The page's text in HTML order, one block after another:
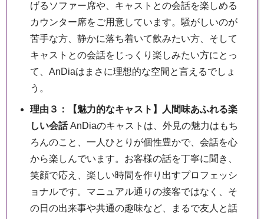
げるソファー席や、キャストとの会話を楽しめる
カウンター席をご用意しています。騒がしいのが
苦手な方、静かに落ち着いて飲みたい方、そして
キャストとの会話をじっくり楽しみたい方にとっ
て、AnDiaはまさに理想的な空間と言えるでしょ
う。
理由３：【魅力的なキャスト】人間味あふれる楽
しい会話AnDiaのキャストは、外見の魅力はもち
ろんのこと、一人ひとりが個性豊かで、会話を心
から楽しんでいます。お客様の話を丁寧に聞き、
笑顔で応え、楽しい時間を作り出すプロフェッシ
ョナルです。マニュアル通りの接客ではなく、そ
の日の出来事や共通の趣味など、まるで友人と話